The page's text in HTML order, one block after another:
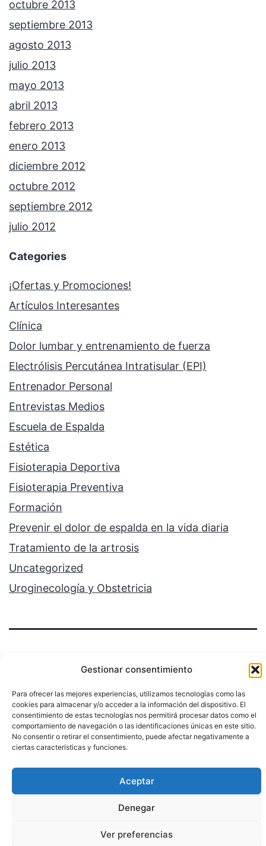
Gestionar consentimiento
Para ofrecer las mejores experiencias, utilizamos tecnologías como las
cookies para almacenar y/o acceder a la información del dispositivo. El
consentimiento de estas tecnologías nos permitirá procesar datos como el
comportamiento de navegación o las identificaciones únicas en este sitio.
No consentir o retirar el consentimiento, puede afectar negativamente a
ciertas características y funciones.
Aceptar
Denegar
Ver preferencias
octubre 2013
septiembre 2013
agosto 2013
julio 2013
mayo 2013
abril 2013
febrero 2013
enero 2013
diciembre 2012
octubre 2012
septiembre 2012
julio 2012
Categories
¡Ofertas y Promociones!
Artículos Interesantes
Clínica
Dolor lumbar y entrenamiento de fuerza
Electrólisis Percutánea Intratisular (EPI)
Entrenador Personal
Entrevistas Medios
Escuela de Espalda
Estética
Fisioterapia Deportiva
Fisioterapia Preventiva
Formación
Prevenir el dolor de espalda en la vida diaria
Tratamiento de la artrosis
Uncategorized
Uroginecología y Obstetricia
Política de privacidad
Funciona gracias aWordPress.